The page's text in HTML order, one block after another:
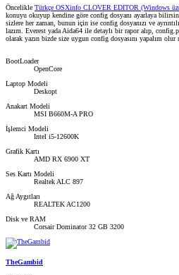
Öncelikle Türkçe OSXinfo CLOVER EDITOR (Windows
konuyu okuyup kendine göre config dosyanı ayarlaya
sizlere her zaman, bunun için ise config dosyanızı ve
lazım. Everest yada Aida64 ile detaylı bir rapor alıp,
olarak yazın bizde size uygun config dosyasını yapalım olur
BootLoader
OpenCore
Laptop Modeli
Deskopt
Anakart Modeli
MSI B660M-A PRO
İşlemci Modeli
Intel i5-12600K
Grafik Kartı
AMD RX 6900 XT
Ses Kartı Modeli
Realtek ALC 897
Ağ Aygıtları
REALTEK AC1200
Disk ve RAM
Corsair Dominator 32 GB 3200
TheGambid